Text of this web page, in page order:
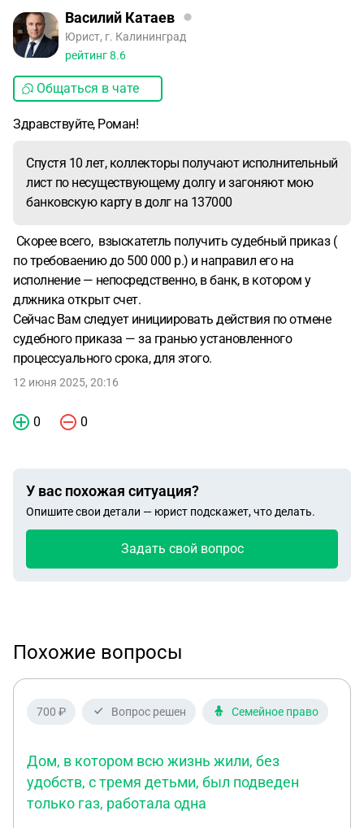
Василий Катаев
Юрист, г. Калининград
рейтинг8.6
Общаться в чате
Здравствуйте, Роман!
Спустя 10 лет, коллекторы получают исполнительный
лист по несуществующему долгу и загоняют мою
банковскую карту в долг на 137000
Скорее всего, взыскатетль получить судебный приказ (
по требоваению до 500 000 р.) и направил его на
исполнение — непосредственно, в банк, в котором у
длжника открыт счет.
Сейчас Вам следует инициировать действия по отмене
судебного приказа — за гранью установленного
процессуального срока, для этого.
12 июня 2025, 20:16
0 0
У вас похожая ситуация?
Опишите свои детали — юрист подскажет, что делать.
Задать свой вопрос
Похожие вопросы
700 ₽ Вопрос решен Семейное право
Дом, в котором всю жизнь жили, без
удобств, с тремя детьми, был подведен
только газ, работала одна